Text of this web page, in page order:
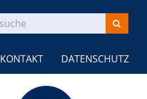
KONTAKT DATENSCHUTZ